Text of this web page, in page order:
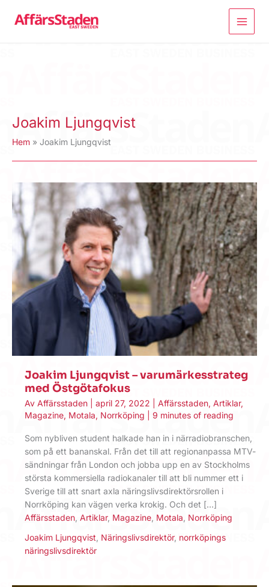
Joakim Ljungqvist
Hem Joakim Ljungqvist
Joakim Ljungqvist – varumärkesstrateg
med Östgötafokus
Av Affärsstaden april 27, 2022 Affärsstaden, Artiklar,
Magazine, Motala, Norrköping 9 minutes of reading
Som nybliven student halkade han in i närradiobranschen,
som på ett bananskal. Från det till att regionanpassa MTV-
sändningar från London och jobba upp en av Stockholms
största kommersiella radiokanaler till att bli nummer ett i
Sverige till att snart axla näringslivsdirektörsrollen i
Norrköping kan vägen verka krokig. Och det […]
Affärsstaden Artiklar, Magazine Motala Norrköping
Joakim Ljungqvist Näringslivsdirektör, norrköpings
näringslivsdirektör